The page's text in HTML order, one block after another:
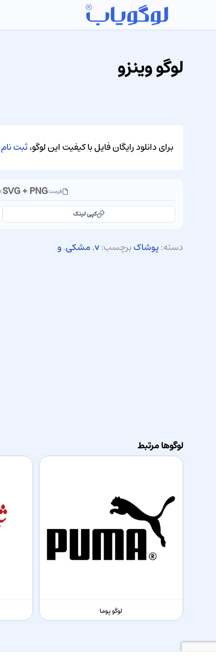
لوگو وینزو
برای دانلود رایگان فایل با کیفیت این لوگو،ثبت نام
فرمت:SVG + PNG
|
کپی لینک
دسته:پوشاکبرچسب:v
,مشکی,و
لوگوها مرتبط
لوگو پوما